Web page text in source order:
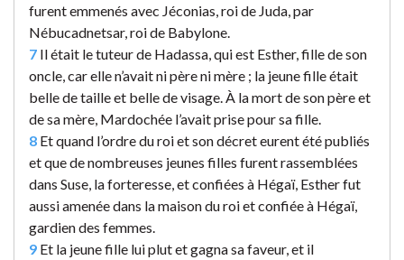
furent emmenés avec Jéconias, roi de Juda, par
Nébucadnetsar, roi de Babylone.
7 Il était le tuteur de Hadassa, qui est Esther, fille de son
oncle, car elle n’avait ni père ni mère ; la jeune fille était
belle de taille et belle de visage. À la mort de son père et
de sa mère, Mardochée l’avait prise pour sa fille.
8 Et quand l’ordre du roi et son décret eurent été publiés
et que de nombreuses jeunes filles furent rassemblées
dans Suse, la forteresse, et confiées à Hégaï, Esther fut
aussi amenée dans la maison du roi et confiée à Hégaï,
gardien des femmes.
9 Et la jeune fille lui plut et gagna sa faveur, et il